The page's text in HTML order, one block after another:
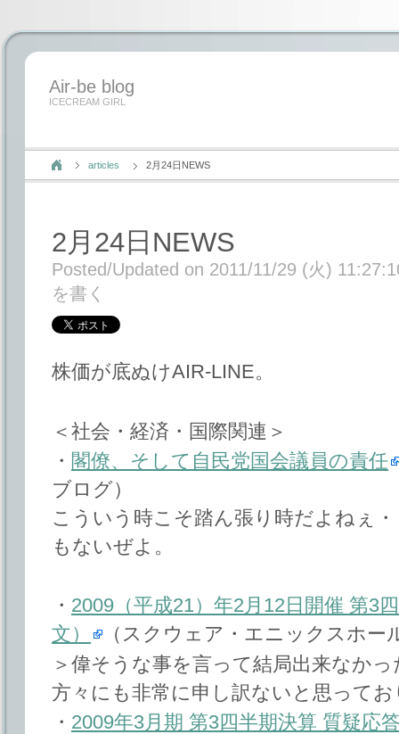
Air-be blog
ICECREAM GIRL
articles 2月24日NEWS
2月24日NEWS
Posted/Updated on 2011/11/29 (火)
を書く
株価が底ぬけAIR-LINE。
＜社会・経済・国際関連＞
・ 閣僚、そして自民党国会議員の責任
ブログ）
こういう時こそ踏ん張り時だよねぇ
もないぜよ。
・ 2009（平成21）年2月12日開催 第3
文）
（スクウェア・エニックスホー
＞偉そうな事を言って結局出来なか
方々にも非常に申し訳ないと思って
・ 2009年3月期 第3四半期決算 質疑応